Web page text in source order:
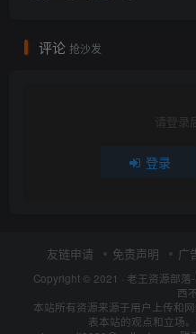
评论 抢沙发
请登录
登录
友链申请 免责声明 广
Copyright © 2021 · 老王资源部落
西
本站所有资源来源于用户上传和
表本站的观点和立场